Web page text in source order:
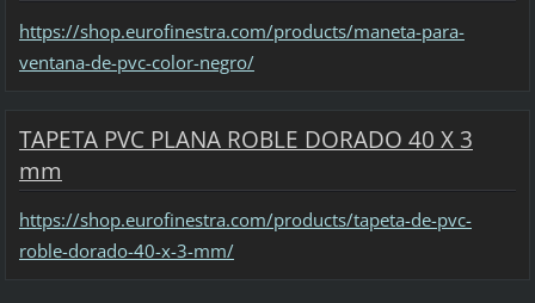
https://shop.eurofinestra.com/products/maneta-para-
ventana-de-pvc-color-negro/
TAPETA PVC PLANA ROBLE DORADO 40 X 3
mm
https://shop.eurofinestra.com/products/tapeta-de-pvc-
roble-dorado-40-x-3-mm/